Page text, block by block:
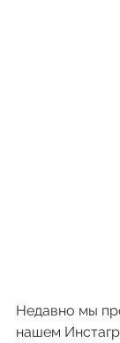
Недавно мы
нашем